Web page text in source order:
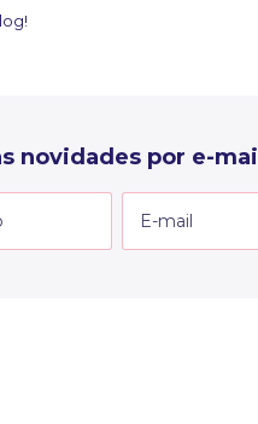
novidades por e-mail